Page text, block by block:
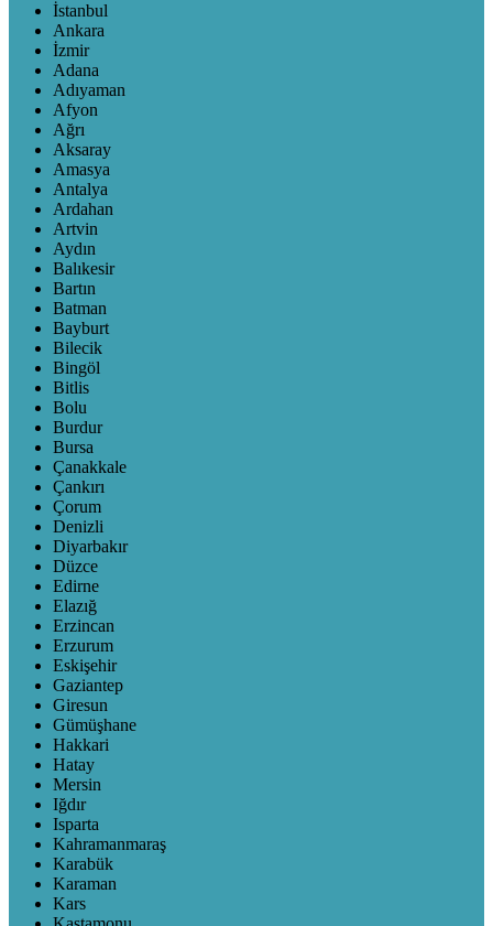
İstanbul
Ankara
İzmir
Adana
Adıyaman
Afyon
Ağrı
Aksaray
Amasya
Antalya
Ardahan
Artvin
Aydın
Balıkesir
Bartın
Batman
Bayburt
Bilecik
Bingöl
Bitlis
Bolu
Burdur
Bursa
Çanakkale
Çankırı
Çorum
Denizli
Diyarbakır
Düzce
Edirne
Elazığ
Erzincan
Erzurum
Eskişehir
Gaziantep
Giresun
Gümüşhane
Hakkari
Hatay
Mersin
Iğdır
Isparta
Kahramanmaraş
Karabük
Karaman
Kars